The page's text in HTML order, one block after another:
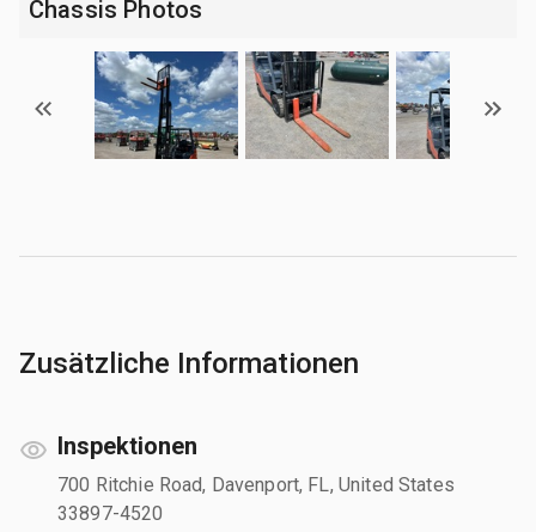
Chassis Photos
Zusätzliche Informationen
Inspektionen
700 Ritchie Road, Davenport, FL, United States
33897-4520